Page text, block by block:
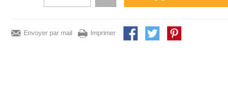
Envoyer par mail Imprimer